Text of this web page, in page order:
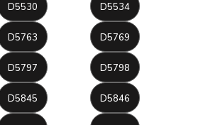
D5530 D5534
D5763 D5769
D5797 D5798
D5845 D5846